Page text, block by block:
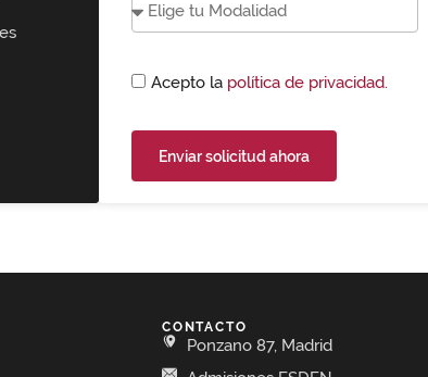
Acepto la política de privacidad.
Enviar solicitud ahora
CONTACTO
Ponzano 87, Madrid